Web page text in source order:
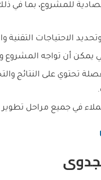
للمشروع، بما في
الاحتياجات التقنية
يمكن أن تواجه المشروع
تحتوي على النتائج
في جميع مراحل